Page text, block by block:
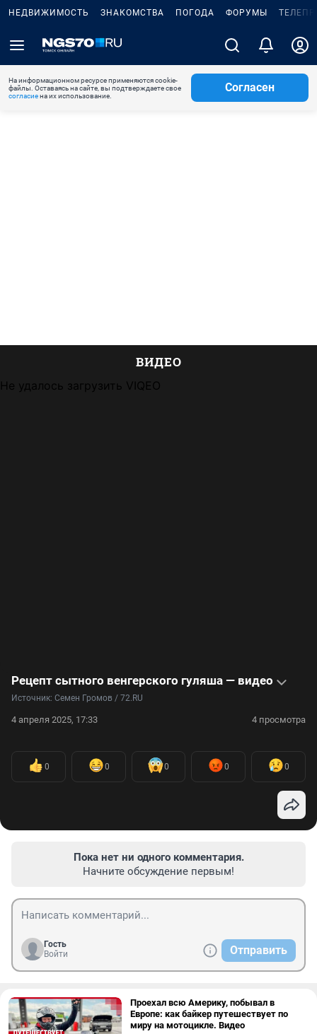
НЕДВИЖИМОСТЬ ЗНАКОМСТВА ПОГОДА ФОРУМЫ
На информационном ресурсе применяются cookie-
файлы. Оставаясь на сайте, вы подтверждаете свое
согласиена их использование.
Согласен
ВИДЕО
Не удалось загрузить VIQEO
Рецепт сытного венгерского гуляша — видео
Источник: Семен Громов / 72.RU
4 апреля 2025, 17:33 4 просмотра
0 0 0 0 0
Пока нет ни одного комментария.
Начните обсуждение первым!
Гость
Войти
Отправить
Проехал всю Америку, побывал в
Европе: как байкер путешествует по
миру на мотоцикле. Видео